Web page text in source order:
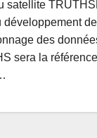
satellite
développement
des
sera la